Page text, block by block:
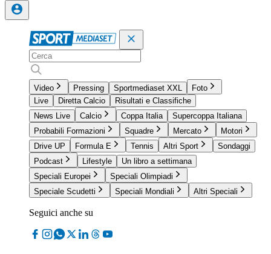
Video Pressing Sportmediaset XXL
Foto
Live
Diretta Calcio
Risultati e Classifiche
News Live
Calcio Coppa Italia
Supercoppa Italiana
Probabili Formazioni
Squadre Mercato
Motori
Drive UP
Formula E Tennis Altri Sport
Sondaggi
Podcast
Lifestyle
Un libro a settimana
Speciali Europei
Speciali Olimpiadi
Speciale Scudetti
Speciali Mondiali Altri Speciali
Seguici anche su